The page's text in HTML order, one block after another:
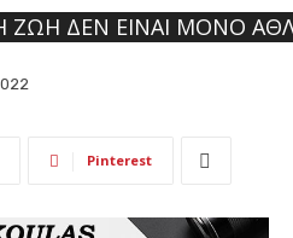
Η ΖΩΉ ΔΕΝ ΕΊΝΑΙ ΜΌΝΟ
Pinterest